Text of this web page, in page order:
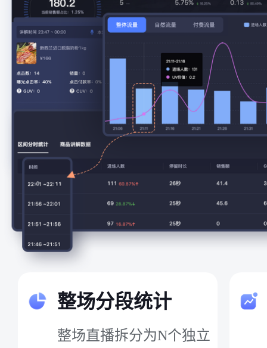
整场分段统计
整场直播拆分为N个独立